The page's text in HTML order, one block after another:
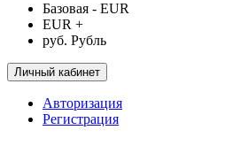
Базовая - EUR
EUR +
руб. Рубль
Личный кабинет
Авторизация
Регистрация